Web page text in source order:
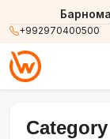
+992970400500